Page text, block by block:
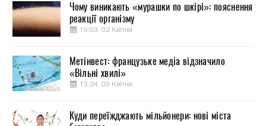
Чому виникають «мурашки по шкірі»: пояснення
реакції організму
19:03, 02 Квітня
Метінвест: французьке медіа відзначило
«Вільні хвилі»
13:24, 03 Квітня
Куди переїжджають мільйонери: нові міста